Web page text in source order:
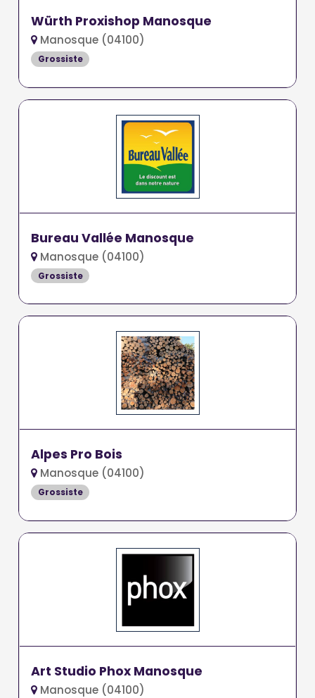
Würth Proxishop Manosque
Manosque (04100)
Grossiste
Bureau Vallée Manosque
Manosque (04100)
Grossiste
Alpes Pro Bois
Manosque (04100)
Grossiste
Art Studio Phox Manosque
Manosque (04100)